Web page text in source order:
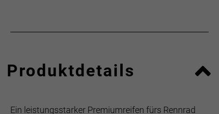
Produktdetails
Ein leistungsstarker Premiumreifen fürs Rennrad